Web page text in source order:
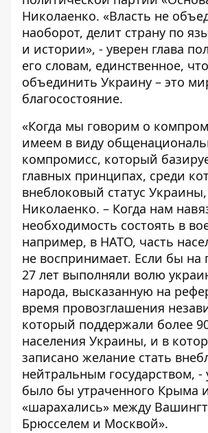
Николаенко. «Власть не
наоборот, делит страну по
и истории», - уверен глава
его словам, единственное,
объединить Украину – это
благосостояние.
«Когда мы говорим о
имеем в виду
компромисс, который
главных принципах, среди
внеблоковый статус
Николаенко. – Когда нам
необходимость состоять в
например, в НАТО, часть
не воспринимает. Если бы на
27 лет выполняли волю
народа, высказанную на
время провозглашения
который поддержали более
населения Украины, и в
записано желание стать
нейтральным государством, -
было бы утраченного Крыма
«шарахались» между
Брюсселем и Москвой».